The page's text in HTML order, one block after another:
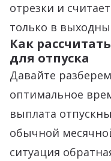
отрезки и
только в
Как
для отпуска
Давайте
оптимальное
выплата
обычной
ситуация